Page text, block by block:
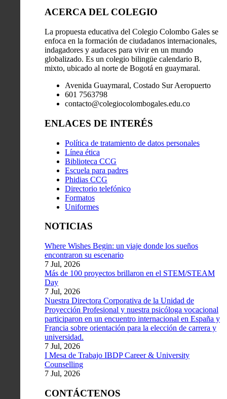
ACERCA DEL COLEGIO
La propuesta educativa del Colegio Colombo Gales se
enfoca en la formación de ciudadanos internacionales,
indagadores y audaces para vivir en un mundo
globalizado. Es un colegio bilingüe calendario B,
mixto, ubicado al norte de Bogotá en guaymaral.
Avenida Guaymaral, Costado Sur Aeropuerto
601 7563798
contacto@colegiocolombogales.edu.co
ENLACES DE INTERÉS
Política de tratamiento de datos personales
Línea ética
Biblioteca CCG
Escuela para padres
Phidias CCG
Directorio telefónico
Formatos
Uniformes
NOTICIAS
Where Wishes Begin: un viaje donde los sueños
encontraron su escenario
7 Jul, 2026
Más de 100 proyectos brillaron en el STEM/STEAM
Day
7 Jul, 2026
Nuestra Directora Corporativa de la Unidad de
Proyección Profesional y nuestra psicóloga vocacional
participaron en un encuentro internacional en España y
Francia sobre orientación para la elección de carrera y
universidad.
7 Jul, 2026
I Mesa de Trabajo IBDP Career & University
Counselling
7 Jul, 2026
CONTÁCTENOS